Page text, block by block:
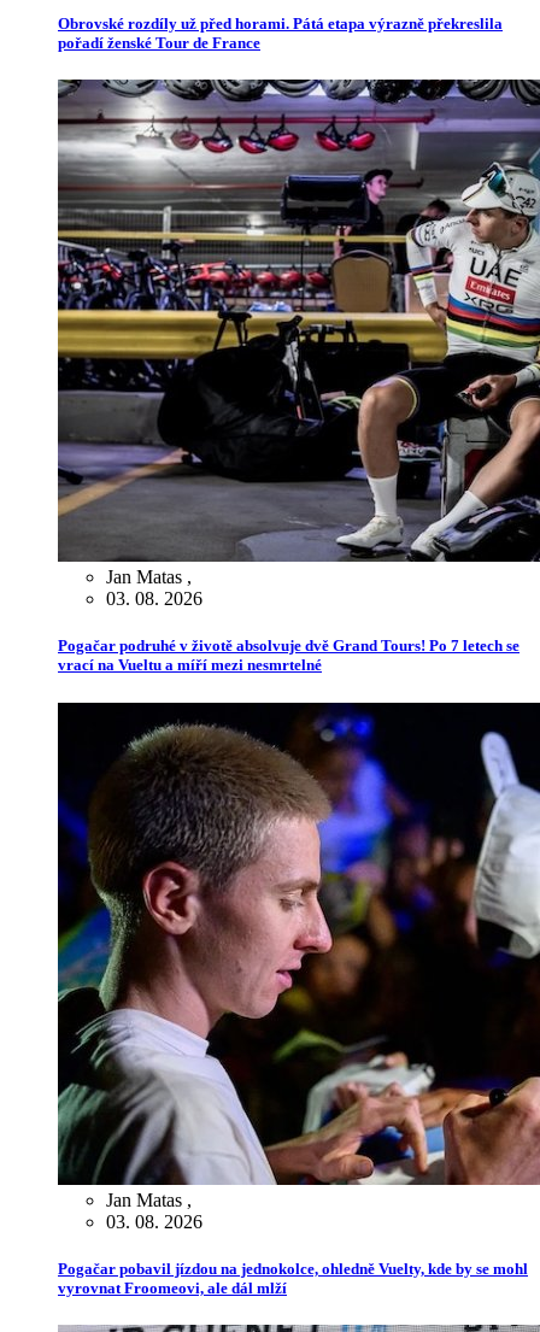
Obrovské rozdíly už před horami. Pátá etapa výrazně překreslila
pořadí ženské Tour de France
Jan Matas ,
03. 08. 2026
Pogačar podruhé v životě absolvuje dvě Grand Tours! Po 7 letech se
vrací na Vueltu a míří mezi nesmrtelné
Jan Matas ,
03. 08. 2026
Pogačar pobavil jízdou na jednokolce, ohledně Vuelty, kde by se mohl
vyrovnat Froomeovi, ale dál mlží